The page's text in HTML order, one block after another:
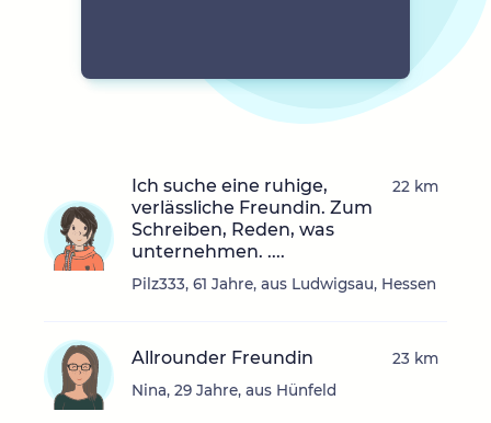
Ich suche eine ruhige,
verlässliche Freundin. Zum
Schreiben, Reden, was
unternehmen. ....
Pilz333, 61 Jahre, aus Ludwigsau, Hessen
22 km
Allrounder Freundin
Nina, 29 Jahre, aus Hünfeld
23 km